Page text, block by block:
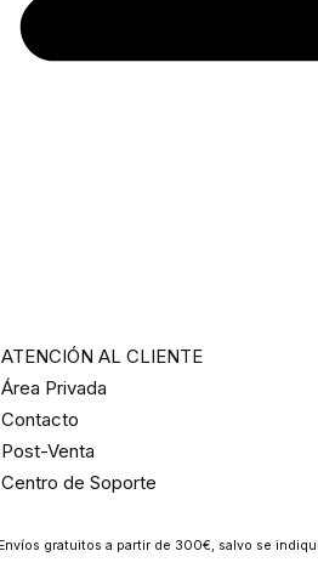
ATENCIÓN AL CLIENTE
Área Privada
Contacto
Post-Venta
Centro de Soporte
gratuitos a partir de 300€, salvo se